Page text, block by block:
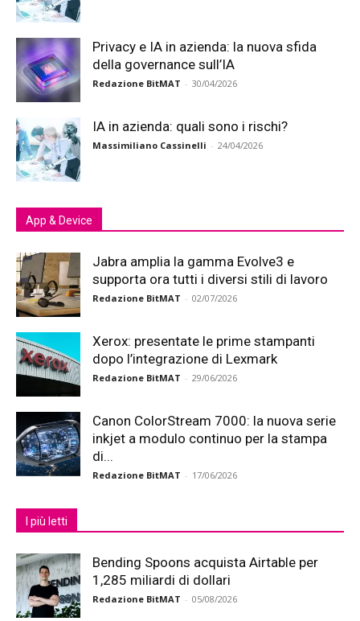
Privacy e IA in azienda: la nuova sfida
della governance sull’IA
Redazione BitMAT - 30/04/2026
IA in azienda: quali sono i rischi?
Massimiliano Cassinelli - 24/04/2026
App & Device
Jabra amplia la gamma Evolve3 e
supporta ora tutti i diversi stili di lavoro
Redazione BitMAT - 02/07/2026
Xerox: presentate le prime stampanti
dopo l’integrazione di Lexmark
Redazione BitMAT - 29/06/2026
Canon ColorStream 7000: la nuova serie
inkjet a modulo continuo per la stampa
di...
Redazione BitMAT - 17/06/2026
I più letti
Bending Spoons acquista Airtable per
1,285 miliardi di dollari
Redazione BitMAT - 05/08/2026